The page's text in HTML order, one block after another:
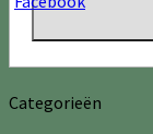
Categorieën